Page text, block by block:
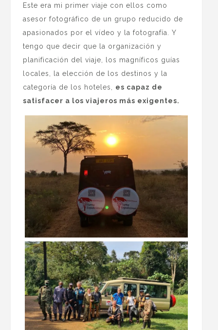
Este era mi primer viaje con ellos como
asesor fotográfico de un grupo reducido de
apasionados por el vídeo y la fotografía. Y
tengo que decir que la organización y
planificación del viaje, los magníficos guías
locales, la elección de los destinos y la
categoría de los hoteles, es capaz de
satisfacer a los viajeros más exigentes.